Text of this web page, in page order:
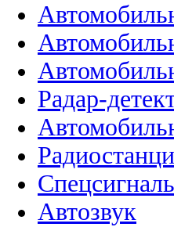
Радар-
Автозвук